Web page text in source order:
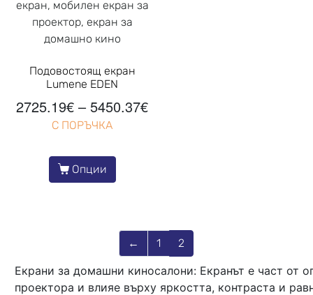
Подовостоящ екран
Lumene EDEN
2725.19€ – 5450.37€
С ПОРЪЧКА
Опции
← 1 2
Екрани за домашни киносалони: Екранът е част от
проектора и влияе върху яркостта, контраста и